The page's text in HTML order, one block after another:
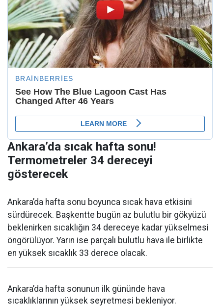
Ankara’da sıcak hafta sonu!
Termometreler 34 dereceyi
gösterecek
Ankara’da hafta sonu boyunca sıcak hava etkisini
sürdürecek. Başkentte bugün az bulutlu bir gökyüzü
beklenirken sıcaklığın 34 dereceye kadar yükselmesi
öngörülüyor. Yarın ise parçalı bulutlu hava ile birlikte
en yüksek sıcaklık 33 derece olacak.
Ankara’da hafta sonunun ilk gününde hava
sıcaklıklarının yüksek seyretmesi bekleniyor.